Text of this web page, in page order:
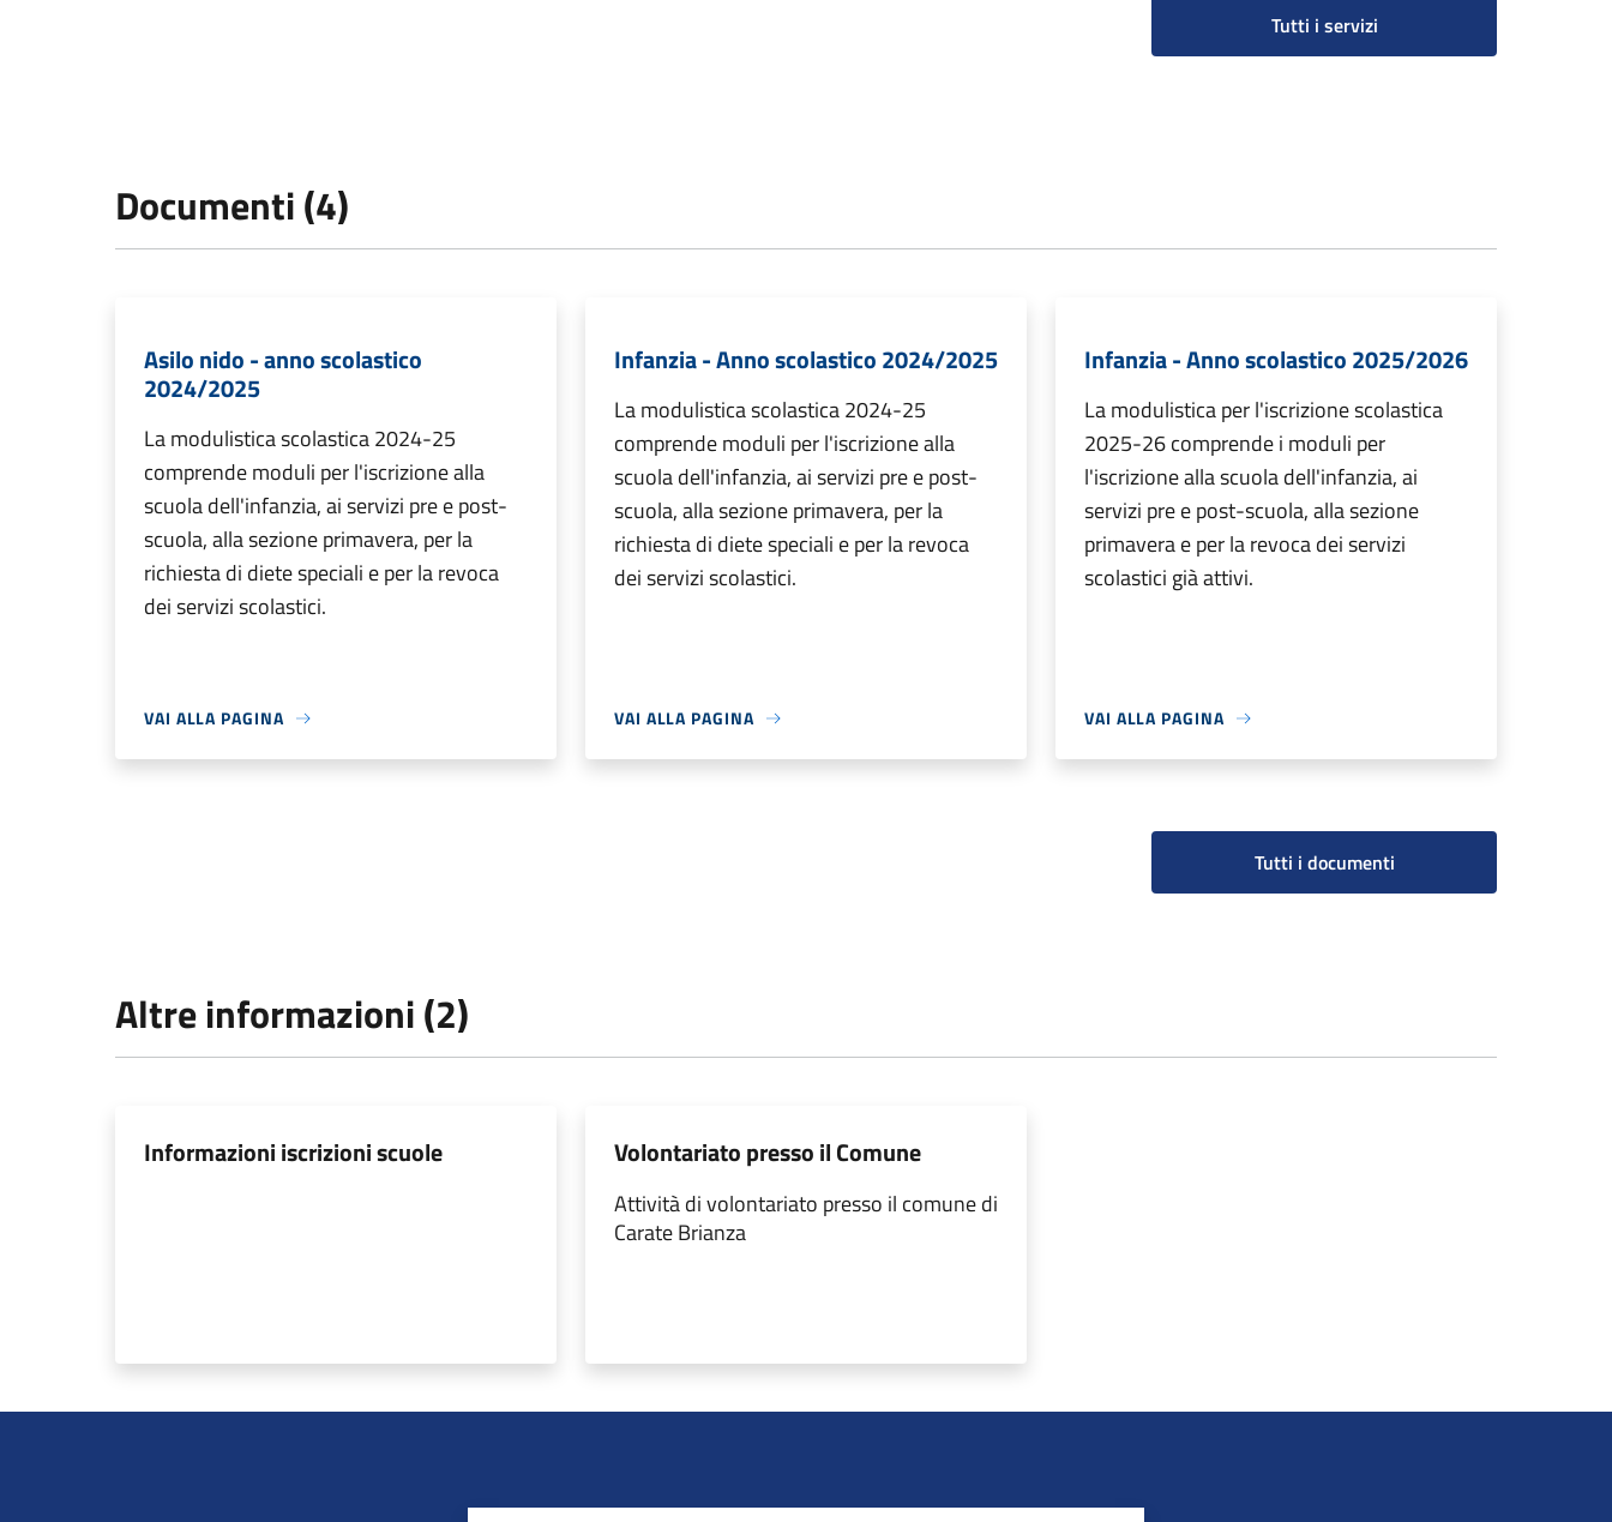
Tutti i servizi
Documenti (4)
Asilo nido - anno scolastico
2024/2025
La modulistica scolastica 2024-25
comprende moduli per l'iscrizione alla
scuola dell'infanzia, ai servizi pre e post-
scuola, alla sezione primavera, per la
richiesta di diete speciali e per la revoca
dei servizi scolastici.
VAI ALLA PAGINA
Infanzia - Anno scolastico 2024/2025
La modulistica scolastica 2024-25
comprende moduli per l'iscrizione alla
scuola dell'infanzia, ai servizi pre e post-
scuola, alla sezione primavera, per la
richiesta di diete speciali e per la revoca
dei servizi scolastici.
VAI ALLA PAGINA
Infanzia - Anno scolastico 2025/2026
La modulistica per l'iscrizione scolastica
2025-26 comprende i moduli per
l'iscrizione alla scuola dell'infanzia, ai
servizi pre e post-scuola, alla sezione
primavera e per la revoca dei servizi
scolastici già attivi.
VAI ALLA PAGINA
Tutti i documenti
Altre informazioni (2)
Informazioni iscrizioni scuole Volontariato presso il Comune
Attività di volontariato presso il comune di
Carate Brianza